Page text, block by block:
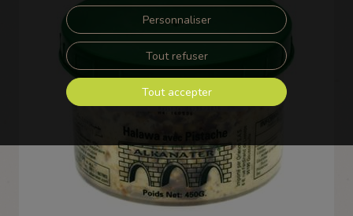
Touchez pour zoomer
Personnaliser
Tout refuser
Tout accepter